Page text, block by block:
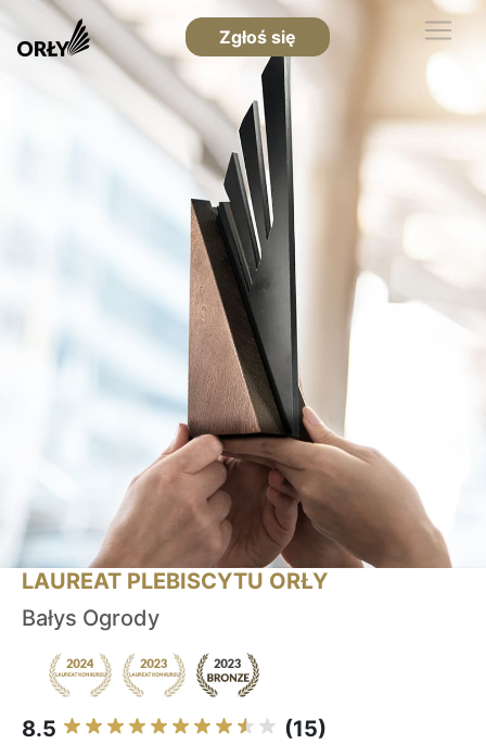
Zgłoś się
LAUREAT PLEBISCYTU ORŁY
Bałys Ogrody
8.5 (15)